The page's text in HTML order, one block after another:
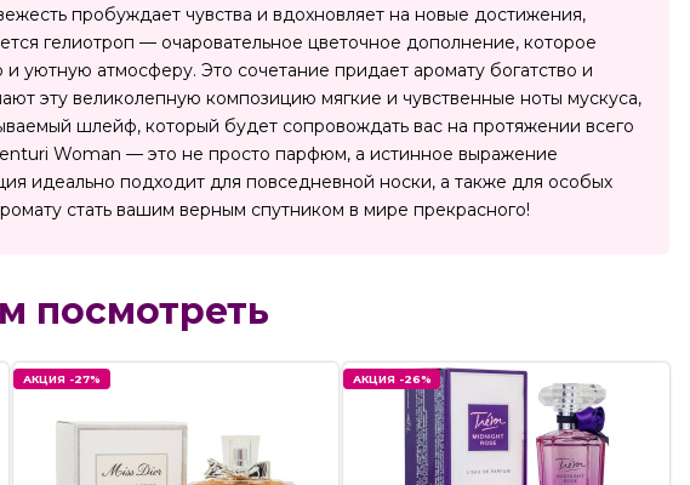
пробуждает чувства и вдохновляет на новые достижения,
гелиотроп — очаровательное цветочное дополнение, которое
уютную атмосферу. Это сочетание придает аромату богатство и
эту великолепную композицию мягкие и чувственные ноты мускуса,
шлейф, который будет сопровождать вас на протяжении всего
Woman — это не просто парфюм, а истинное выражение
идеально подходит для повседневной носки, а также для особых
стать вашим верным спутником в мире прекрасного!
посмотреть
АКЦИЯ -27% АКЦИЯ -26%